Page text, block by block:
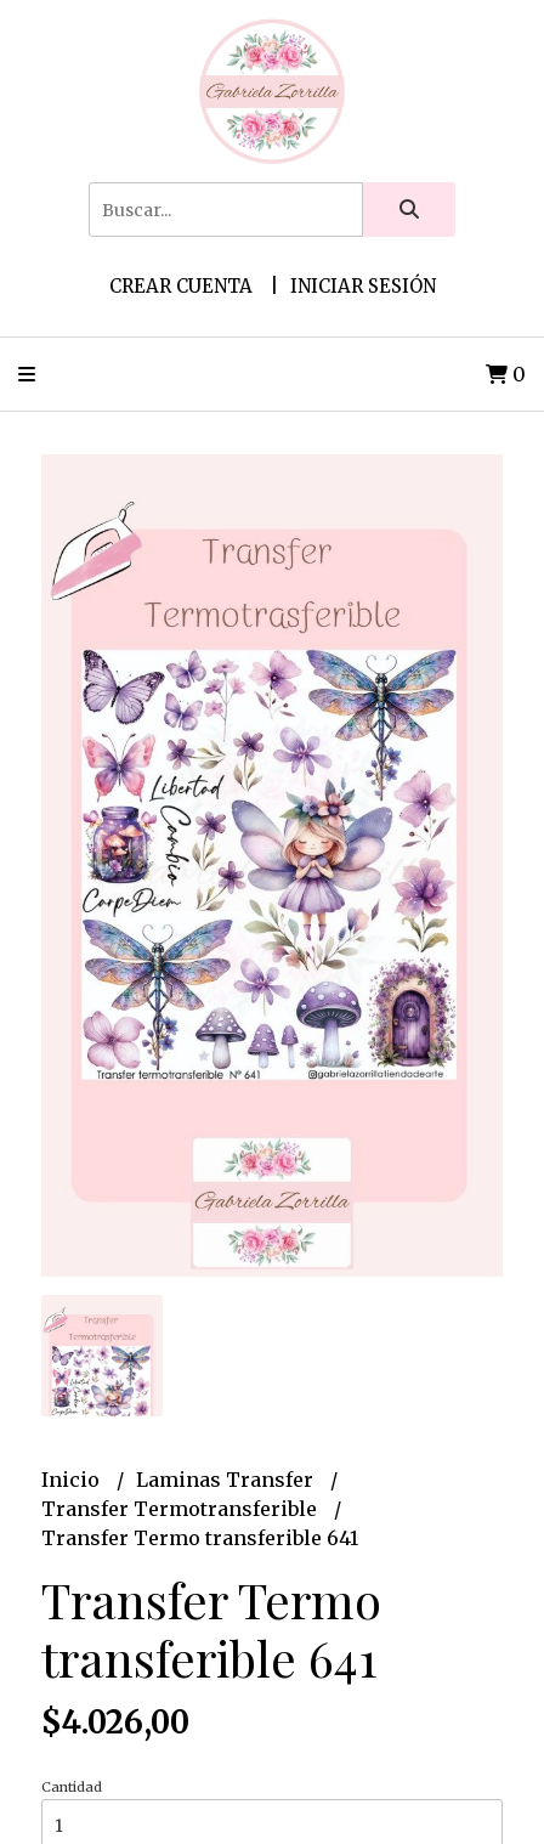
CREAR CUENTA INICIAR SESIÓN
0
Inicio
Laminas Transfer
Transfer Termotransferible
Transfer Termo transferible 641
Transfer Termo
transferible 641
$4.026,00
Cantidad